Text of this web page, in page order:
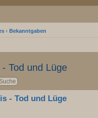
‹ Bekanntgaben
Tod und Lüge
- Tod und Lüge